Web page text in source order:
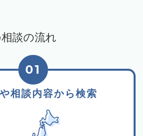
談の流れ
相談内容から検索
01